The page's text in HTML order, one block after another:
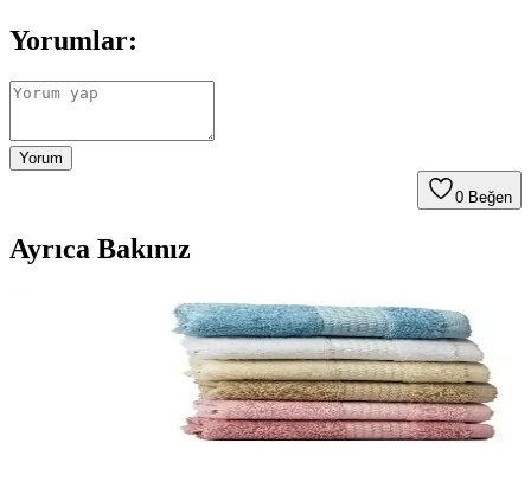
Yorumlar:
Yorum
0 Beğen
Ayrıca Bakınız
Soley | Minerva %100 Doğal Pamuklu Çok Renkli
Misafir Havlu Seti 6'lı Pratik ve Şık Tasarım
Yüksek emiciliğe sahip, doğal pamuktan üretilmiş, çok renkli ve şık
misafir havlu seti, dayanıklılığı ve kolay bakımıyla evinizde